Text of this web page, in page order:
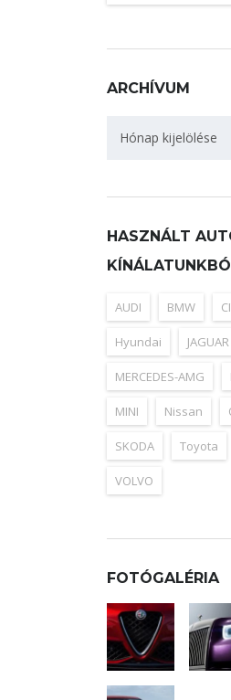
ARCHÍVUM
Hónap kijelölése
HASZNÁLT
AUDI BMW
Hyundai JAGUAR
MERCEDES-AMG
MINI Nissan
SKODA Toyota
VOLVO
FOTÓGALÉRIA